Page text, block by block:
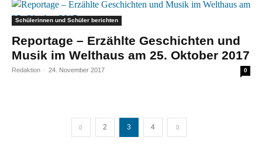
Schülerinnen und Schüler berichten
Reportage – Erzählte Geschichten und
Musik im Welthaus am 25. Oktober 2017
Redaktion - 24. November 2017 0
2 3 4